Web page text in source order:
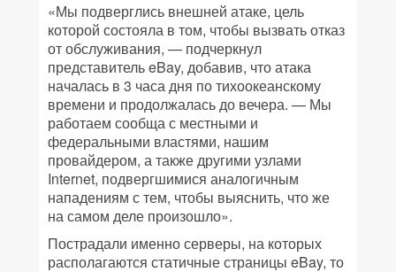
«Мы подверглись внешней атаке, цель
которой состояла в том, чтобы вызвать отказ
от обслуживания, — подчеркнул
представитель eBay, добавив, что атака
началась в 3 часа дня по тихоокеанскому
времени и продолжалась до вечера. — Мы
работаем сообща с местными и
федеральными властями, нашим
провайдером, а также другими узлами
Internet, подвергшимися аналогичным
нападениям с тем, чтобы выяснить, что же
на самом деле произошло».
Пострадали именно серверы, на которых
располагаются статичные страницы eBay, то